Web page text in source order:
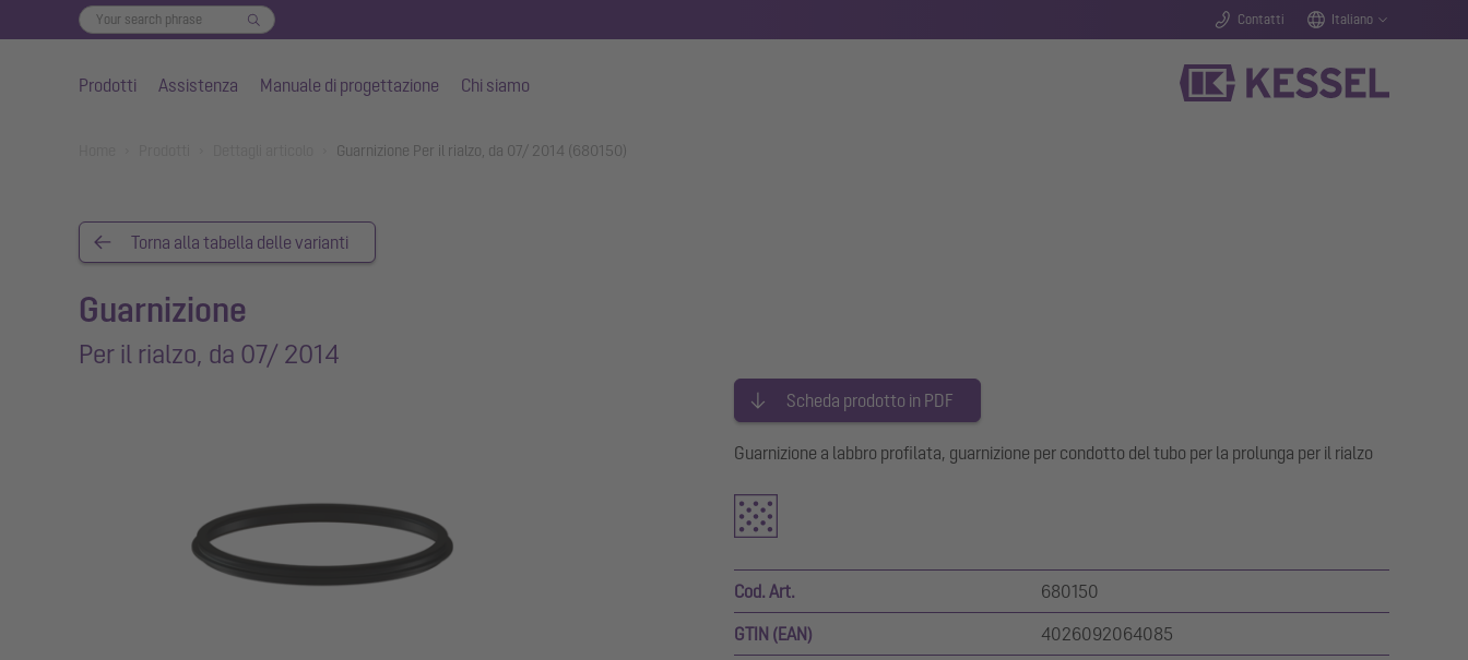
Contatti Italiano
Prodotti Assistenza Manuale di progettazione Chi siamo
Guarnizione Per il rialzo, da 07/ 2014 (680150)
Torna alla tabella delle varianti
Guarnizione
Per il rialzo, da 07/ 2014
Scheda prodotto in PDF
Guarnizione a labbro profilata, guarnizione per condotto del tubo per la prolunga per il rialzo
Cod. Art. 680150
GTIN (EAN) 4026092064085